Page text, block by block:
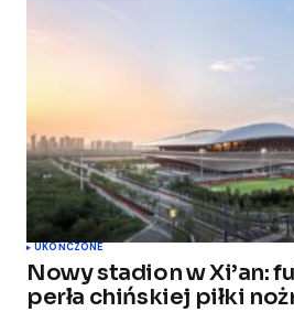
UKOŃCZONE
Nowy stadion w Xi’an:
perła chińskiej piłki